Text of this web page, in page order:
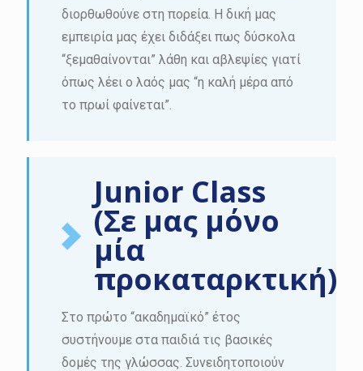
διορθωθούνε στη πορεία. Η δική μας
εμπειρία μας έχει διδάξει πως δύσκολα
“ξεμαθαίνονται” λάθη και αβλεψίες γιατί
όπως λέει ο λαός μας “η καλή μέρα από
το πρωί φαίνεται”.
Junior Class
(Σε μας μόνο
μία
προκαταρκτική)
Στο πρώτο “ακαδημαϊκό” έτος
συστήνουμε στα παιδιά τις βασικές
δομές της γλώσσας. Συνειδητοποιούν